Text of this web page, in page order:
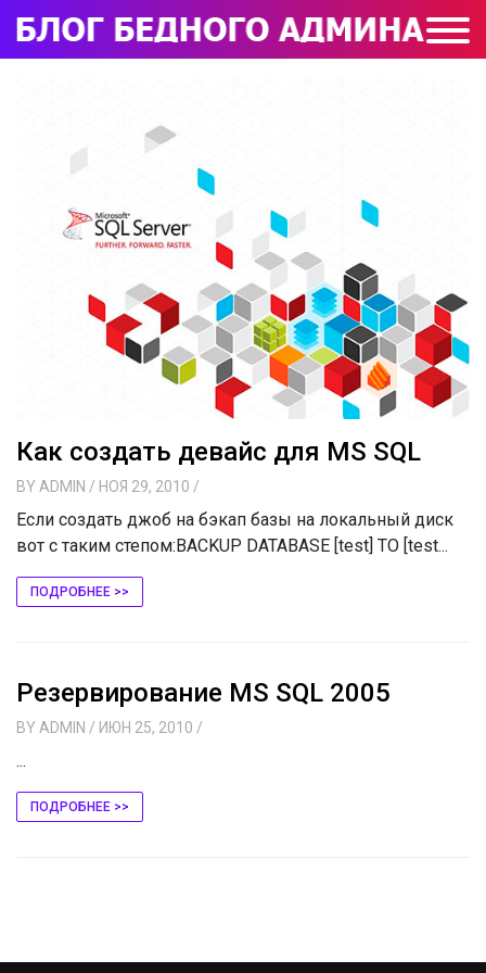
Как создать девайс для MS SQL
BY ADMIN / НОЯ 29, 2010 /
Если создать джоб на бэкап базы на локальный диск
вот с таким степом:BACKUP DATABASE [test] TO [test...
ПОДРОБНЕЕ >>
Резервирование MS SQL 2005
BY ADMIN / ИЮН 25, 2010 /
...
ПОДРОБНЕЕ >>